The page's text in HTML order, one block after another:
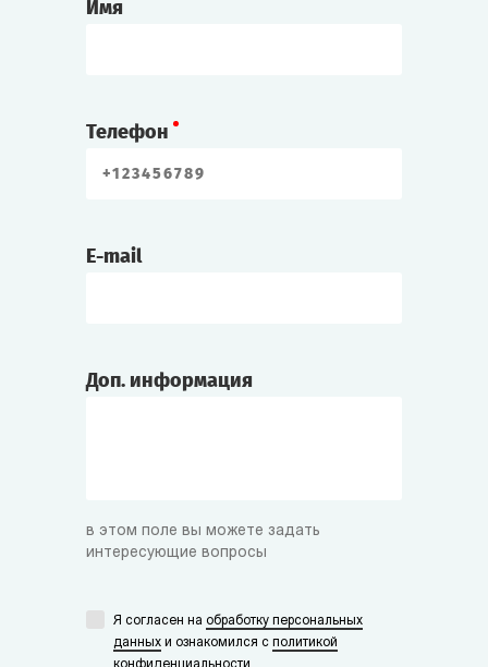
Имя
Телефон
E-mail
Доп. информация
в этом поле вы можете задать
интересующие вопросы
Я согласен на обработку персональных
данных и ознакомился с политикой